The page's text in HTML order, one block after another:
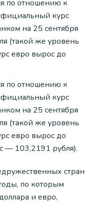
по отношению к
курс
на 25 сентября
(такой же уровень
евро вырос до
по отношению к
курс
на 25 сентября
(такой же уровень
евро вырос до
— 103,2191 рубля).
стран
по которым
и евро,